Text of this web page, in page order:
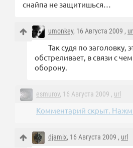
снайпа не защитишься…
umonkey, 16 Августа 2009 , url
Так судя по
обстреливает, в связи с
оборону.
esmurov, 16 Августа 2009 , url
Комментарий скрыт.
djamix, 16 Августа 2009 , url